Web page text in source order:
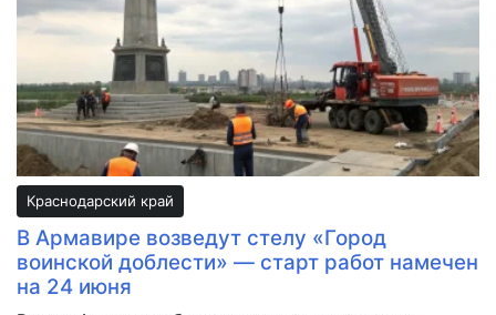
Краснодарский край
В Армавире возведут стелу «Город
воинской доблести» — старт работ намечен
на 24 июня